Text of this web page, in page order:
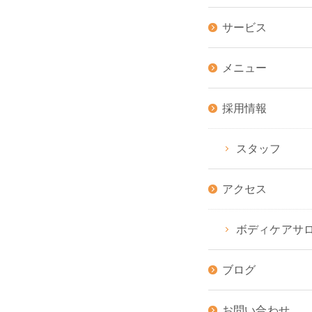
サービス
メニュー
採用情報
スタッフ
アクセス
ボディケアサ
ブログ